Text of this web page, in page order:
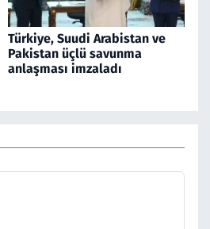
Türkiye, Suudi Arabistan ve
Pakistan üçlü savunma
anlaşması imzaladı